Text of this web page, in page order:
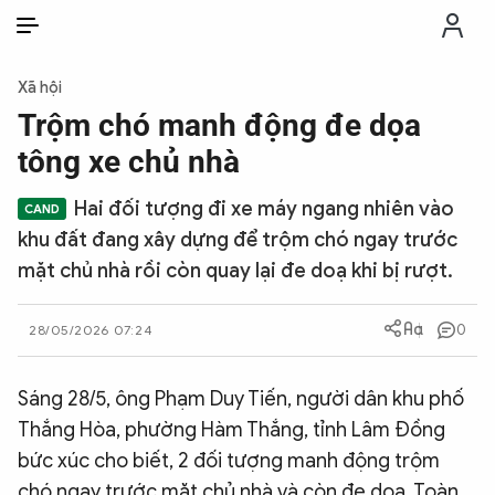
THỜI SỰ
CHỐNG DIỄN BIẾN HÒA BÌNH
CÔNG AN TRONG LÒNG DÂN
CÔNG NGHỆ
Xã hội
Trộm chó manh động đe dọa
tông xe chủ nhà
Hai đối tượng đi xe máy ngang nhiên vào
khu đất đang xây dựng để trộm chó ngay trước
mặt chủ nhà rồi còn quay lại đe doạ khi bị rượt.
28/05/2026 07:24 0
Sáng 28/5, ông Phạm Duy Tiến, người dân khu phố
Thắng Hòa, phường Hàm Thắng, tỉnh Lâm Đồng
bức xúc cho biết, 2 đối tượng manh động trộm